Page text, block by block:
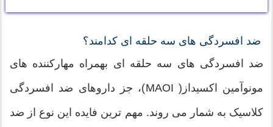
ضد افسردگی های سه حلقه ای کدامند؟
ضد افسردگی های سه حلقه ای بهمراه مهارکننده های
مونوآمین اکسیداز( MAOI)، جز داروهای ضد افسردگی
کلاسیک به شمار می روند. مهم ترین فایده این نوع از ضد